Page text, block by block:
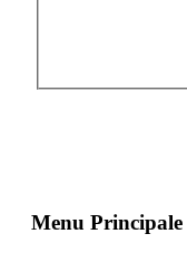
Menu Principale